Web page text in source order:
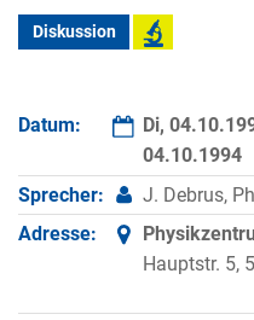
Diskussion
Datum: Di,
04.10.1994
Sprecher:
J. Debrus,
Adresse:
Hauptstr. 5,